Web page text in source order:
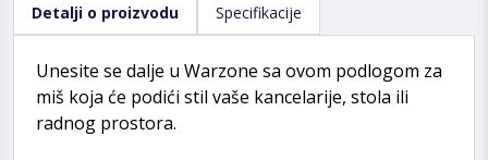
Detalji o proizvodu Specifikacije
Unesite se dalje u Warzone sa ovom podlogom za
miš koja će podići stil vaše kancelarije, stola ili
radnog prostora.